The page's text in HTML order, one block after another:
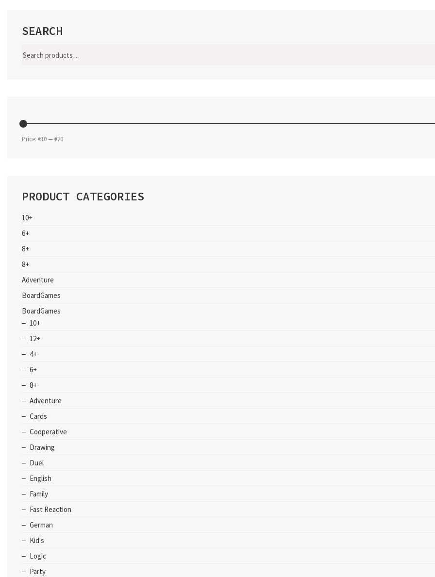
SEARCH
for:
Min
Max
Price: €10—€20
PRODUCT CATEGORIES
10+
6+
8+
8+
Adventure
BoardGames
BoardGames
10+
12+
4+
6+
8+
Adventure
Cards
Cooperative
Drawing
Duel
English
Family
Fast Reaction
German
Kid's
Logic
Party